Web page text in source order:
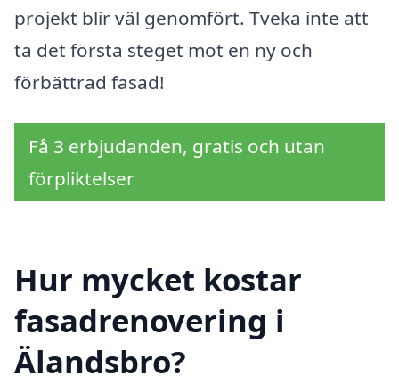
projekt blir väl genomfört. Tveka inte att
ta det första steget mot en ny och
förbättrad fasad!
Få 3 erbjudanden, gratis och utan
förpliktelser
Hur mycket kostar
fasadrenovering i
Älandsbro?